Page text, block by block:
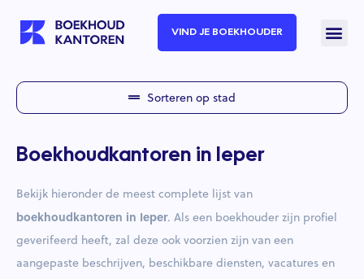
VIND JE BOEKHOUDER
Sorteren op stad
Boekhoudkantoren in Ieper
Bekijk hieronder de meest complete lijst van
boekhoudkantoren in Ieper. Als een boekhouder zijn profiel
geverifeerd heeft, zal deze ook voorzien zijn van een
aangepaste beschrijven, beschikbare diensten, vacatures en